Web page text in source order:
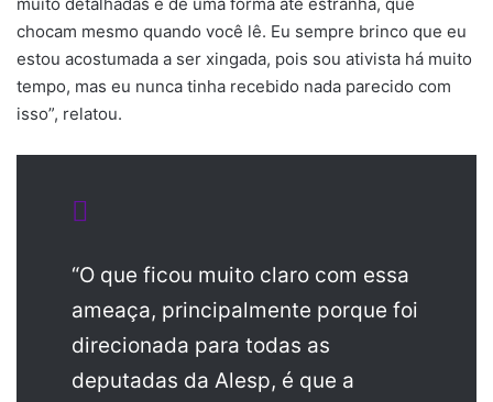
muito detalhadas e de uma forma até estranha, que
chocam mesmo quando você lê. Eu sempre brinco que eu
estou acostumada a ser xingada, pois sou ativista há muito
tempo, mas eu nunca tinha recebido nada parecido com
isso”, relatou.
“O que ficou muito claro com essa
ameaça, principalmente porque foi
direcionada para todas as
deputadas da Alesp, é que a